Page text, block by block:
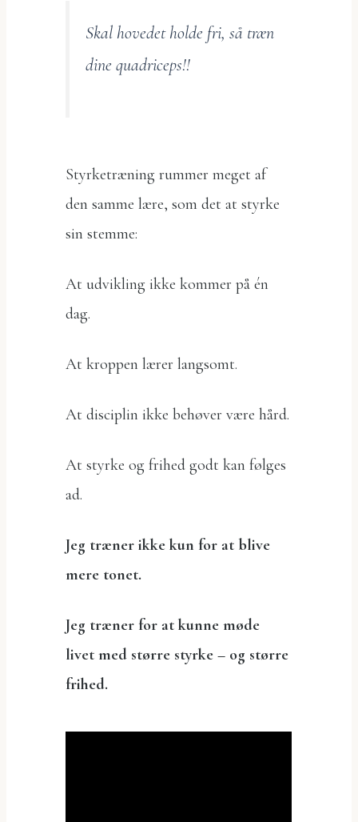
Skal hovedet holde fri, så træn
dine quadriceps!!
Styrketræning rummer meget af
den samme lære, som det at styrke
sin stemme:
At udvikling ikke kommer på én
dag.
At kroppen lærer langsomt.
At disciplin ikke behøver være hård.
At styrke og frihed godt kan følges
ad.
Jeg træner ikke kun for at blive
mere tonet.
Jeg træner for at kunne møde
livet med større styrke – og større
frihed.